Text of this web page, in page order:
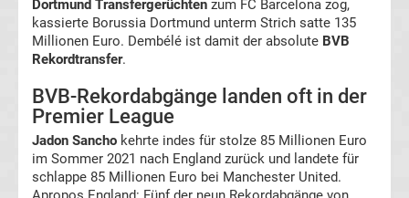
VfB
Transfergerüchte
VfL
Dortmund Transfergerüchten zum FC Barcelona zog,
kassierte Borussia Dortmund unterm Strich satte 135
Millionen Euro. Dembélé ist damit der absolute BVB
Rekordtransfer.
BVB-Rekordabgänge landen oft in der
Premier League
Jadon Sancho kehrte indes für stolze 85 Millionen Euro
im Sommer 2021 nach England zurück und landete für
schlappe 85 Millionen Euro bei Manchester United.